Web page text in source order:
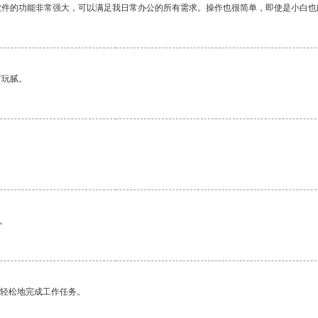
的功能非常强大，可以满足我日常办公的所有需求。操作也很简单，即使是小白
腻。
松地完成工作任务。